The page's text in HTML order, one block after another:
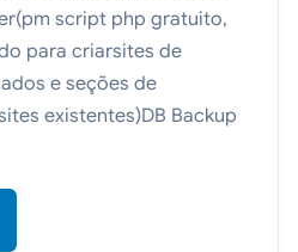
script php gratuito,
para criarsites de
e seções de
existentes)DB Backup